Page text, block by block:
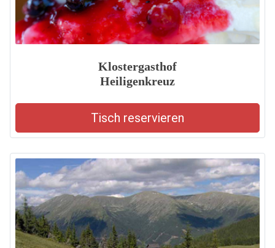
Klostergasthof
Heiligenkreuz
Tisch reservieren